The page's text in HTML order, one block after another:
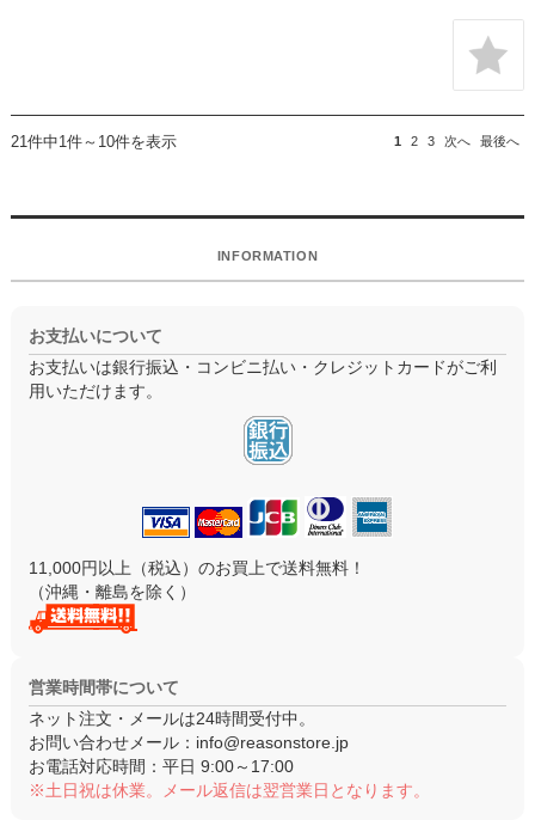
21件中1件～10件を表示 1 2 3 次へ 最後へ
INFORMATION
お支払いについて
お支払いは銀行振込・コンビニ払い・クレジットカードがご利
用いただけます。
11,000円以上（税込）のお買上で送料無料！
（沖縄・離島を除く）
営業時間帯について
ネット注文・メールは24時間受付中。
お問い合わせメール： info@reasonstore.jp
お電話対応時間： 平日 9:00～17:00
※土日祝は休業。メール返信は翌営業日となります。